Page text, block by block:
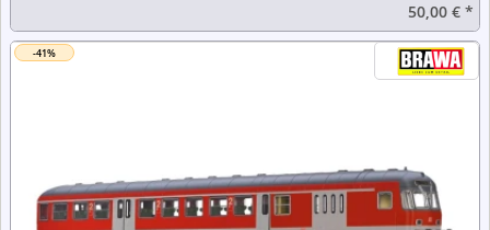
50,00 €*
-41%